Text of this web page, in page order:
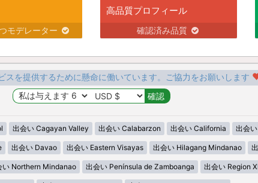
モデレーター
高品質プロフィール
確認済み品質
スを提供するために懸命に働いています。ご協力をお願いします
出会い Cagayan Valley 出会い Calabarzon 出会い California 出会
出会い Davao 出会い Eastern Visayas 出会い Hilagang Mindanao
い Northern Mindanao 出会い Península de Zamboanga 出会い Region